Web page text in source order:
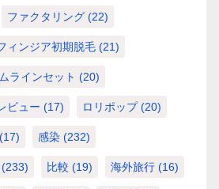
ファクタリング (22)
ィンジア初期脱毛 (21)
ラインセット (20)
ビュー (17) ロリポップ(20)
(17) 感染 (232)
(233) 比較 (19) 海外旅行 (16)